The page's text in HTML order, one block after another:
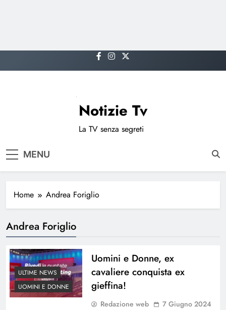
to
Notizie Tv
La TV senza segreti
MENU
Home Andrea Foriglio
Andrea Foriglio
ULTIME NEWS
UOMINI E DONNE
Uomini e Donne, ex
cavaliere conquista ex
gieffina!
Redazione web
7 Giugno 2024